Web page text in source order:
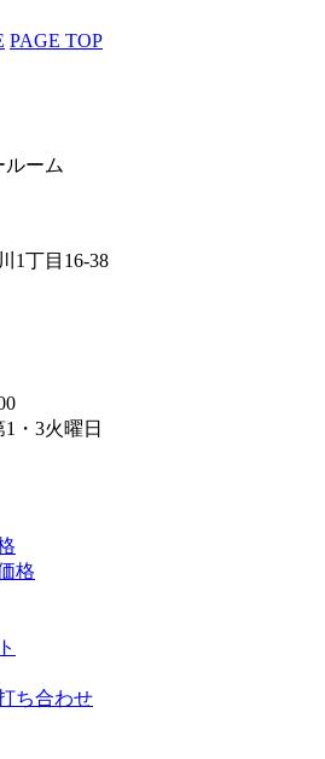
PAGE TOP
ーム
1丁目16-38
・3火曜日
格
ち合わせ